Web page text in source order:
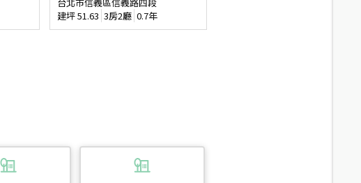
台北市信義區信義路四段
建坪51.63 3房2廳 0.7年